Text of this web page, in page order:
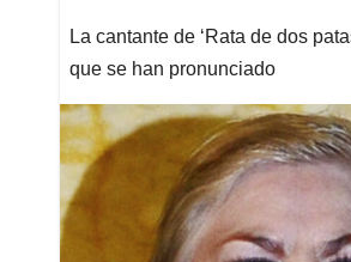
La cantante de ‘Rata de dos
que se han pronunciado